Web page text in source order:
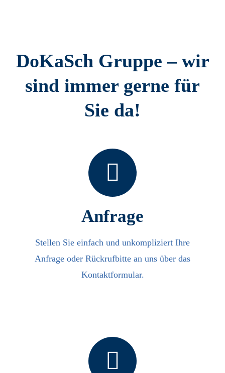
DoKaSch Gruppe – wir
sind immer gerne für
Sie da!
Anfrage
Stellen Sie einfach und unkompliziert Ihre
Anfrage oder Rückrufbitte an uns über das
Kontaktformular.